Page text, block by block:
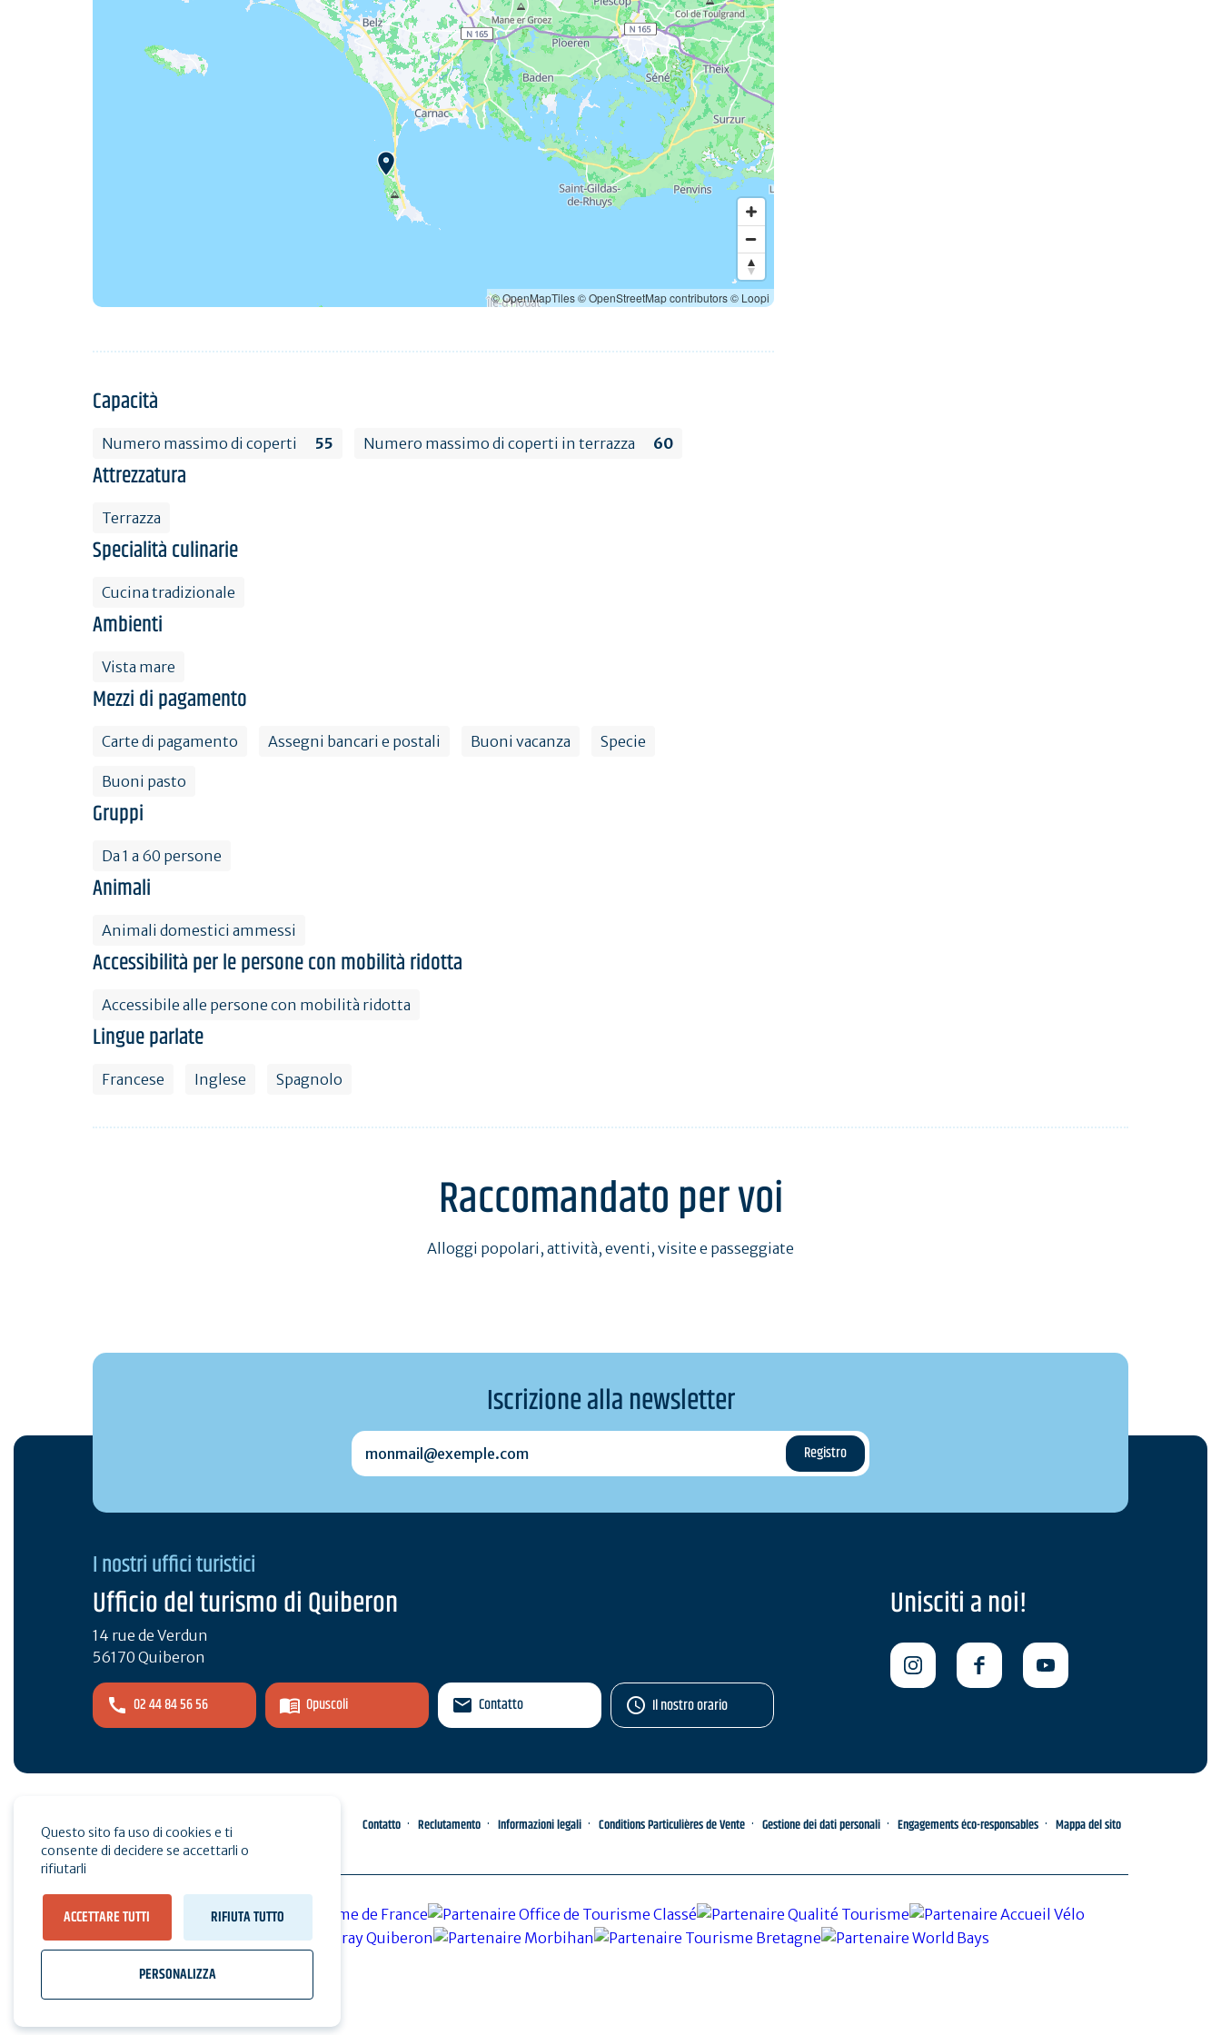
© OpenMapTiles© OpenStreetMap contributors© Loopi
Capacità
Numero massimo di coperti 55 Numero massimo di coperti in terrazza 60
Attrezzatura
Terrazza
Specialità culinarie
Cucina tradizionale
Ambienti
Vista mare
Mezzi di pagamento
Carte di pagamento Assegni bancari e postali Buoni vacanza Specie
Buoni pasto
Gruppi
Da 1 a 60 persone
Animali
Animali domestici ammessi
Accessibilità per le persone con mobilità ridotta
Accessibile alle persone con mobilità ridotta
Lingue parlate
Francese Inglese Spagnolo
Raccomandato per voi
Alloggi popolari, attività, eventi, visite e passeggiate
Iscrizione alla newsletter
monmail@exemple.com
I nostri uffici turistici
Ufficio del turismo di Quiberon
14 rue de Verdun
56170 Quiberon
02 44 84 56 56 Opuscoli Contatto Il nostro orario
Unisciti a noi!
Spazio pro Stampa Contatto Reclutamento Informazioni legali Conditions Particulières de Vente Gestione dei dati personali Engagements éco-responsables Mappa del sito
Questo sito fa uso di cookies e ti
consente di decidere se accettarli o
rifiutarli
ACCETTARE TUTTI RIFIUTA TUTTO
PERSONALIZZA